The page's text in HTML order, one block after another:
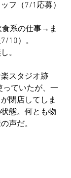
フ（7/1応募）
食系の仕事→ま
10）。
。
スタジオ跡
っていたが、一
閉店してしま
態。何とも物
声だ。